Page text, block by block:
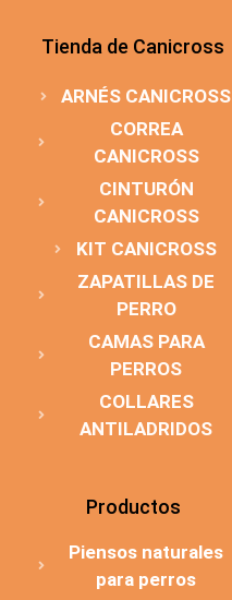
Tienda de Canicross
ARNÉS CANICROSS
CORREA
CANICROSS
CINTURÓN
CANICROSS
KIT CANICROSS
ZAPATILLAS DE
PERRO
CAMAS PARA
PERROS
COLLARES
ANTILADRIDOS
Productos
Piensos naturales
para perros